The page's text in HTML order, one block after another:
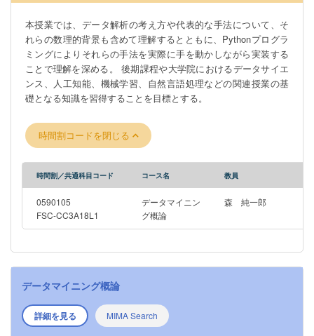
本授業では、データ解析の考え方や代表的な手法について、そ
れらの数理的背景も含めて理解するとともに、Pythonプログラ
ミングによりそれらの手法を実際に手を動かしながら実装する
ことで理解を深める。 後期課程や大学院におけるデータサイエ
ンス、人工知能、機械学習、自然言語処理などの関連授業の基
礎となる知識を習得することを目標とする。
時間割コードを閉じる
時間割／共通科目コード コース名 教員
0590105
FSC-CC3A18L1
データマイニン
グ概論
森 純一郎
データマイニング概論
詳細を見る MIMA Search